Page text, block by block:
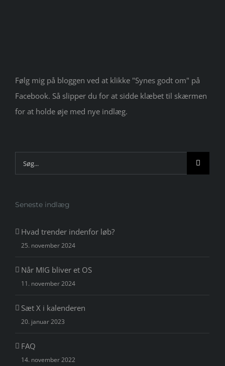
Følg mig på bloggen ved at klikke "Synes godt om" på
Facebook. Så slipper du for at sidde klæbet til skærmen
for at holde øje med nye indlæg.
Søg
efter:
Seneste indlæg
Hvad trender indenfor løb?
25. november 2024
Når MIG bliver et OS
11. november 2024
Sæt X i kalenderen
20. januar 2023
FAQ
14. november 2022